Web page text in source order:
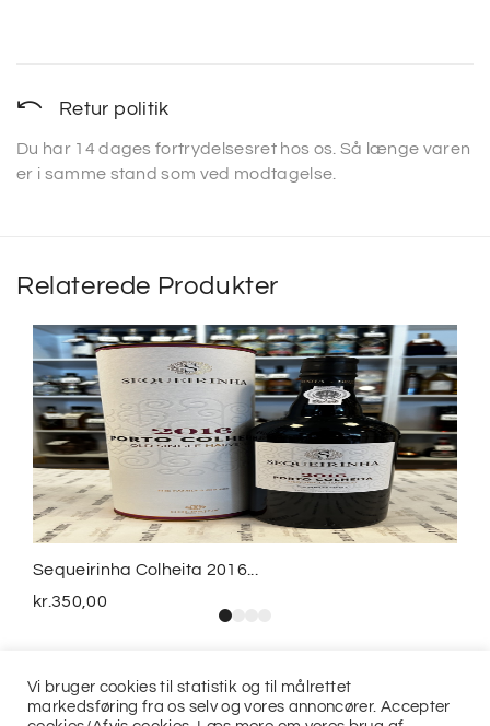
Retur politik
Du har 14 dages fortrydelsesret hos os. Så længe varen
er i samme stand som ved modtagelse.
Relaterede Produkter
Sequeirinha Colheita 2016...
kr.350,00
Vi bruger cookies til statistik og til målrettet
markedsføring fra os selv og vores annoncører. Accepter